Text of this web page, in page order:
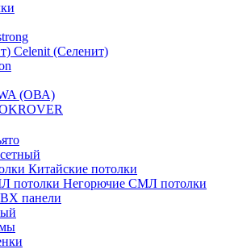
Celenit (Селенит)
(ОВА)
Китайские потолки
Негорючие СМЛ потолки
панели